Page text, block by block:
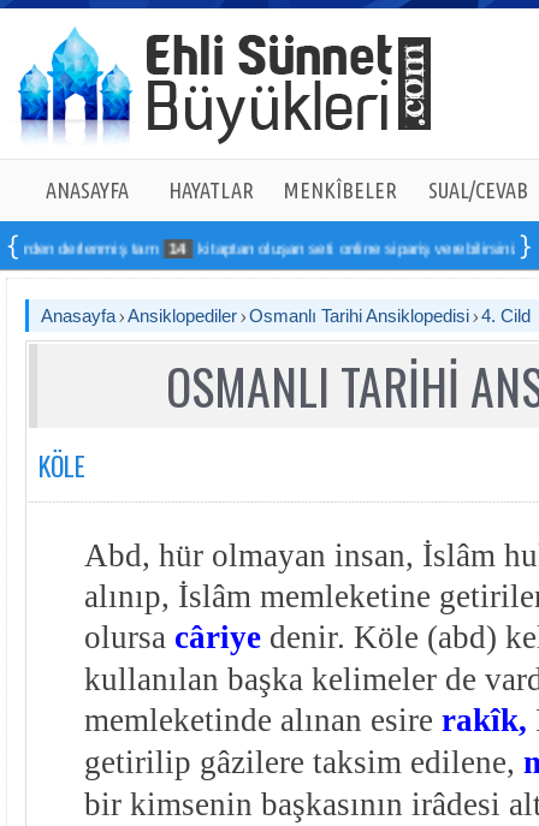
ANASAYFA HAYATLAR MENKÎBELER SUAL/CEVAB
tam 14 kitaptan oluşan seti online sipariş verebilirsiniz
Anasayfa Ansiklopediler Osmanlı Tarihi Ansiklopedisi 4. Cild
OSMANLI TARİHİ
KÖLE
Abd, hür olmayan insan, İslâm
alınıp, İslâm memleketine
olursa câriyedenir. Köle (abd)
kullanılan başka kelimeler de
memleketinde alınan esire rakîk,
getirilip gâzilere taksim edilene,
bir kimsenin başkasının irâdesi